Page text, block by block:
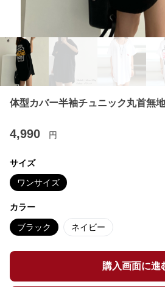
体型カバー半袖チュニック丸首無
4,990 円
サイズ
ワンサイズ
カラー
ブラック ネイビー
購入画面に進